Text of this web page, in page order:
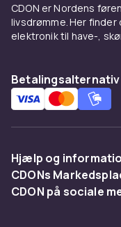
CDON er Nordens
livsdrømme. Her
elektronik til have-,
Betalingsalternativ
Hjælp og
Ofte stillede
CDONs
Merchant Help
CDON på sociale